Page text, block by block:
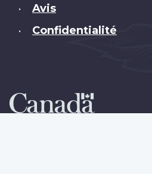
• Avis
• Confidentialité